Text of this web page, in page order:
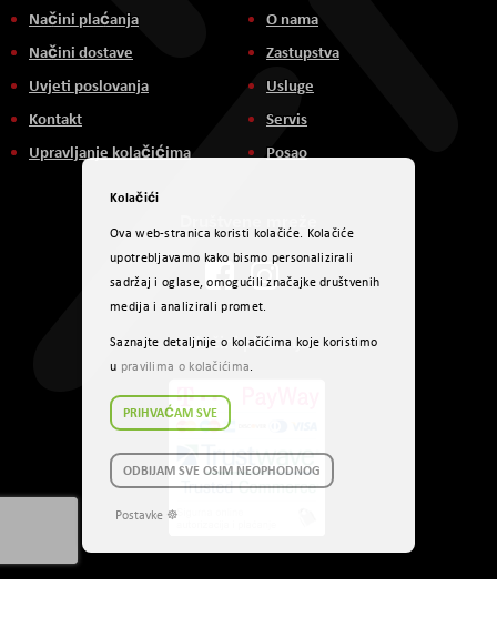
Načini plaćanja
Načini dostave
Uvjeti poslovanja
Kontakt
Upravljanje kolačićima
O nama
Zastupstva
Usluge
Servis
Posao
Društvene mreže
Načini plaćanja
Kolačići
Ova web-stranica koristi kolačiće. Kolačiće
upotrebljavamo kako bismo personalizirali
sadržaj i oglase, omogućili značajke društvenih
medija i analizirali promet.
Saznajte detaljnije o kolačićima koje koristimo
u pravilima o kolačićima.
PRIHVAĆAM SVE
ODBIJAM SVE OSIM NEOPHODNOG
Postavke ☸